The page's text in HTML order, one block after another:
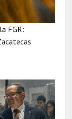
FGR: